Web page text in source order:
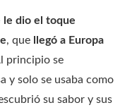
le dio el toque
, que
llegó a Europa
principio se
y solo se usaba como
su sabor y sus